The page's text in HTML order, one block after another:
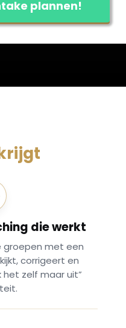
plannen!
die werkt
groepen met een
corrigeert en
het zelf maar uit”